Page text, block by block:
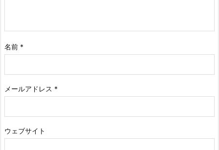
名前 *
メールアドレス *
ウェブサイト